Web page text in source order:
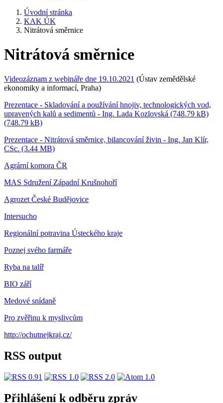
Úvodní stránka
KAK ÚK
Nitrátová směrnice
Nitrátová směrnice
Videozáznam z webináře dne 19.10.2021 (Ústav zemědělské
ekonomiky a informací, Praha)
Prezentace - Skladování a používání hnojiv, technologických vod,
upravených kalů a sedimentů - Ing. Lada Kozlovská (748.79 kB)
(748.79 kB)
Prezentace - Nitrátová směrnice, bilancování živin - Ing. Jan Klír,
CSc. (3.44 MB)
Agrární komora ČR
MAS Sdružení Západní Krušnohoří
Agrozet České Budějovice
Intersucho
Regionální potravina Ústeckého kraje
Poznej svého farmáře
Ryba na talíř
BIO září
Medové snídaně
Pro zvěřinu k myslivcům
http://ochutnejkraj.cz/
RSS output
Přihlášení k odběru zpráv